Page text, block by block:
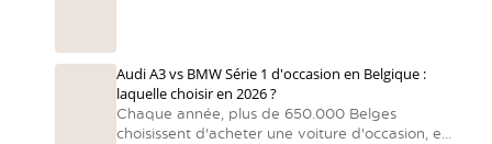
Audi A3 vs BMW Série 1 d'occasion en Belgique :
laquelle choisir en 2026 ?
Chaque année, plus de 650.000 Belges
choisissent d'acheter une voiture d'occasion, en